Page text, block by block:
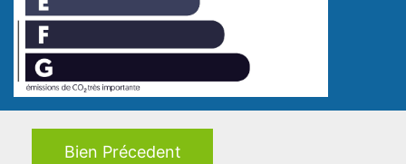
Bien Précedent